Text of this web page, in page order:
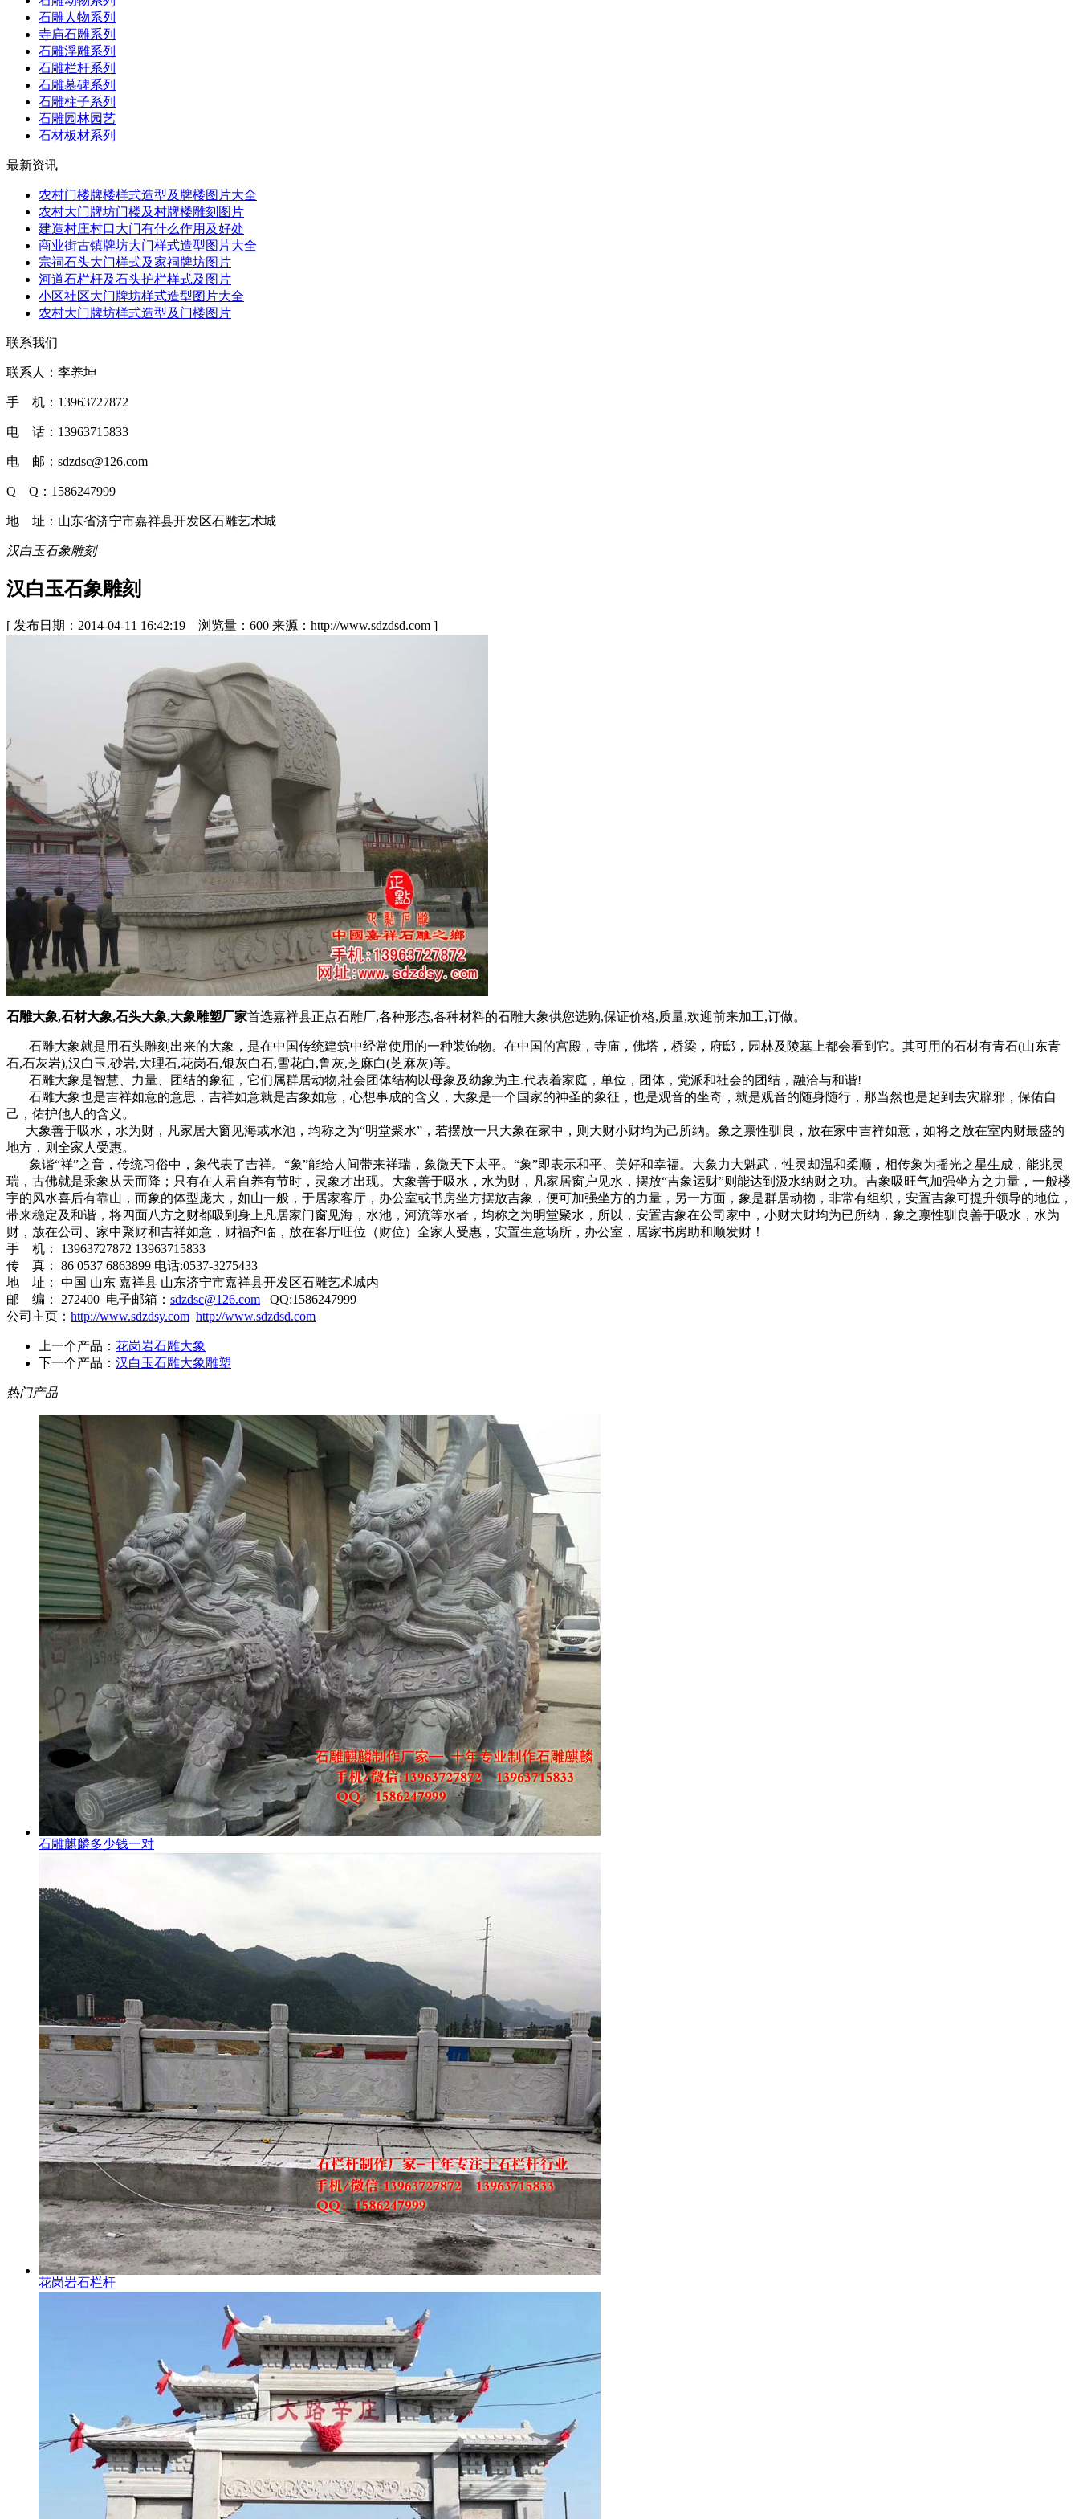
石雕人物系列
寺庙石雕系列
石雕浮雕系列
石雕栏杆系列
石雕墓碑系列
石雕柱子系列
石雕园林园艺
石材板材系列
最新资讯
农村门楼牌楼样式造型及牌楼图片大全
农村大门牌坊门楼及村牌楼雕刻图片
建造村庄村口大门有什么作用及好处
商业街古镇牌坊大门样式造型图片大全
宗祠石头大门样式及家祠牌坊图片
河道石栏杆及石头护栏样式及图片
小区社区大门牌坊样式造型图片大全
农村大门牌坊样式造型及门楼图片
联系我们
联系人：李养坤
手 机：13963727872
电 话：13963715833
电 邮：sdzdsc@126.com
Q Q：1586247999
地 址：山东省济宁市嘉祥县开发区石雕艺术城
汉白玉石象雕刻
汉白玉石象雕刻
[ 发布日期：2014-04-11 16:42:19 浏览量：600 来源：http://www.sdzdsd.com ]
石雕大象,石材大象,石头大象,大象雕塑厂家首选嘉祥县正点石雕厂,各种形态,各种材料的石雕大象供您选购,保证价格,质量,欢迎前来加工,订做。
石雕大象就是用石头雕刻出来的大象，是在中国传统建筑中经常使用的一种装饰物。在中国的宫殿，寺庙，佛塔，桥梁，府邸，园林及陵墓上都会看到它。其可用的石材有青石(山东青
石,石灰岩),汉白玉,砂岩,大理石,花岗石,银灰白石,雪花白,鲁灰,芝麻白(芝麻灰)等。
石雕大象是智慧、力量、团结的象征，它们属群居动物,社会团体结构以母象及幼象为主.代表着家庭，单位，团体，党派和社会的团结，融洽与和谐!
石雕大象也是吉祥如意的意思，吉祥如意就是吉象如意，心想事成的含义，大象是一个国家的神圣的象征，也是观音的坐奇，就是观音的随身随行，那当然也是起到去灾辟邪，保佑自
己，佑护他人的含义。
大象善于吸水，水为财，凡家居大窗见海或水池，均称之为“明堂聚水”，若摆放一只大象在家中，则大财小财均为己所纳。象之禀性驯良，放在家中吉祥如意，如将之放在室内财最盛的
地方，则全家人受惠。
象谐“祥”之音，传统习俗中，象代表了吉祥。“象”能给人间带来祥瑞，象微天下太平。“象”即表示和平、美好和幸福。大象力大魁武，性灵却温和柔顺，相传象为摇光之星生成，能兆灵
瑞，古佛就是乘象从天而降；只有在人君自养有节时，灵象才出现。大象善于吸水，水为财，凡家居窗户见水，摆放“吉象运财”则能达到汲水纳财之功。吉象吸旺气加强坐方之力量，一般楼
宇的风水喜后有靠山，而象的体型庞大，如山一般，于居家客厅，办公室或书房坐方摆放吉象，便可加强坐方的力量，另一方面，象是群居动物，非常有组织，安置吉象可提升领导的地位，
带来稳定及和谐，将四面八方之财都吸到身上凡居家门窗见海，水池，河流等水者，均称之为明堂聚水，所以，安置吉象在公司家中，小财大财均为已所纳，象之禀性驯良善于吸水，水为
财，放在公司、家中聚财和吉祥如意，财福齐临，放在客厅旺位（财位）全家人受惠，安置生意场所，办公室，居家书房助和顺发财！
手 机： 13963727872 13963715833
传 真： 86 0537 6863899 电话:0537-3275433
地 址： 中国 山东 嘉祥县 山东济宁市嘉祥县开发区石雕艺术城内
邮 编： 272400 电子邮箱： sdzdsc@126.com QQ:1586247999
公司主页： http://www.sdzdsy.com http://www.sdzdsd.com
上一个产品： 花岗岩石雕大象
下一个产品： 汉白玉石雕大象雕塑
热门产品
石雕麒麟多少钱一对
花岗岩石栏杆